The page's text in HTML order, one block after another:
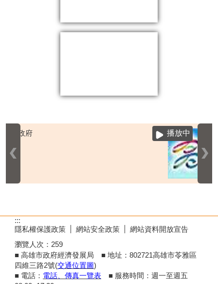
播放中
:::
隱私權保護政策
網站安全政策
網站資料開放宣告
瀏覽人次： 259
■ 高雄市政府經濟發展局 ■ 地址：802721高雄市苓雅區
四維三路2號(交通位置圖)
■ 電話： 電話、傳真一覽表
■ 服務時間：週一至週五